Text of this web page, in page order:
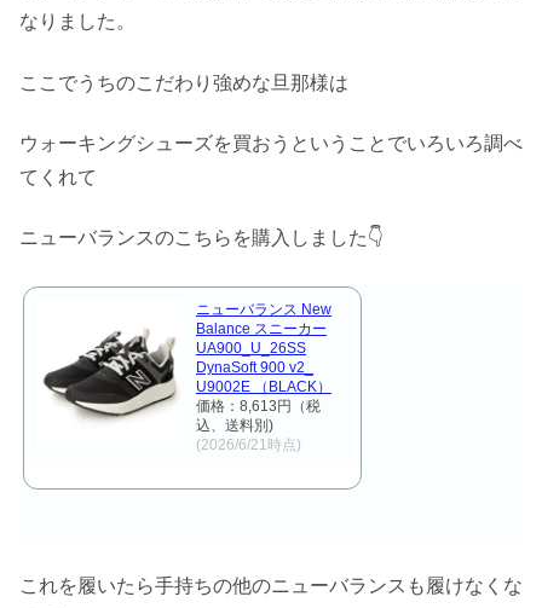
なりました。
ここでうちのこだわり強めな旦那様は
ウォーキングシューズを買おうということでいろいろ調べ
てくれて
ニューバランスのこちらを購入しました👇
ニューバランス New
Balance スニーカー
UA900_U_26SS
DynaSoft 900 v2_
U9002E （BLACK）
価格：8,613円（税
込、送料別)
(2026/6/21時点)
これを履いたら手持ちの他のニューバランスも履けなくな